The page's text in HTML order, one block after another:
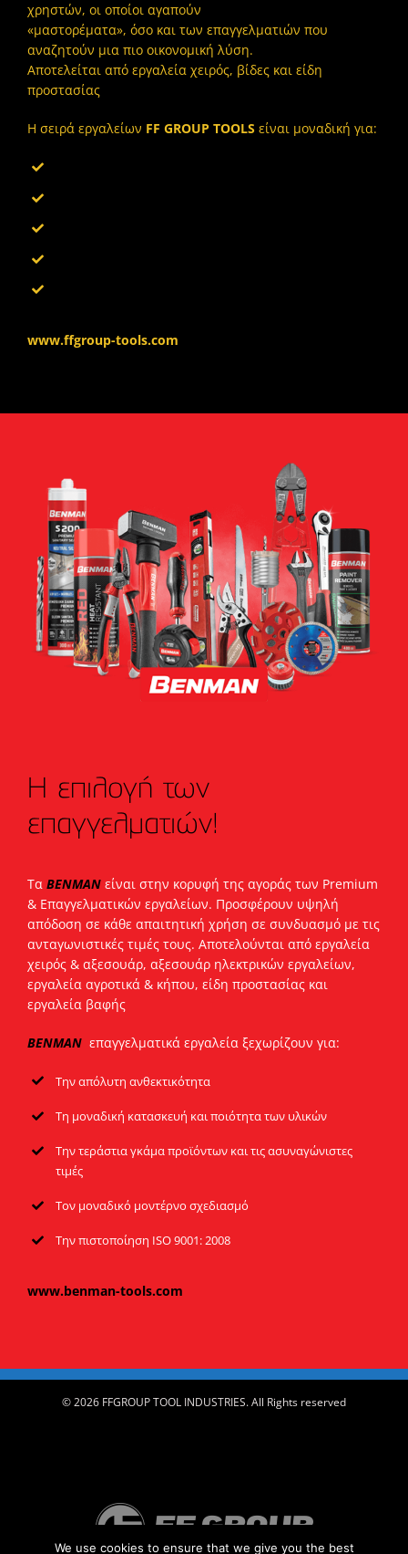
χρηστών, οι οποίοι αγαπούν
«μαστορέματα», όσο και των επαγγελματιών που
αναζητούν μια πιο οικονομική λύση.
Αποτελείται από εργαλεία χειρός, βίδες και είδη
προστασίας
Η σειρά εργαλείων FF GROUP TOOLS είναι μοναδική για:
www.ffgroup-tools.com
Η επιλογή των
επαγγελματιών!
Τα BENMAN είναι στην κορυφή της αγοράς των Premium
& Επαγγελματικών εργαλείων. Προσφέρουν υψηλή
απόδοση σε κάθε απαιτητική χρήση σε συνδυασμό με τις
ανταγωνιστικές τιμές τους. Αποτελούνται από εργαλεία
χειρός & αξεσουάρ, αξεσουάρ ηλεκτρικών εργαλείων,
εργαλεία αγροτικά & κήπου, είδη προστασίας και
εργαλεία βαφής
BENMAN επαγγελματικά εργαλεία ξεχωρίζουν για:
Την απόλυτη ανθεκτικότητα
Τη μοναδική κατασκευή και ποιότητα των υλικών
Την τεράστια γκάμα προϊόντων και τις ασυναγώνιστες
τιμές
Τον μοναδικό μοντέρνο σχεδιασμό
Tην πιστοποίηση ISO 9001: 2008
www.benman-tools.com
© 2026 FFGROUP TOOL INDUSTRIES. All Rights reserved
We use cookies to ensure that we give you the best